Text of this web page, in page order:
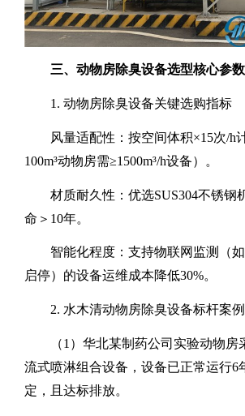
三、 动物房除臭设备选型核心参
1. 动物房除臭设备‌关键选购指标‌
‌风量适配性‌：按空间体积×15次/h
100m³动物房需≥1500m³/h设备）。
‌材质耐久性‌：优选SUS304不锈钢
命＞ 10年。
智能化程度‌：支持物联网监测（
启停）的设备运维成本降低30%。
2. 水木清动物房除臭设备标杆案
（1 ） 华北某制药公司实验动物房
流式喷淋‌组合设备， 设备已正常运行6
定，且达标排放。